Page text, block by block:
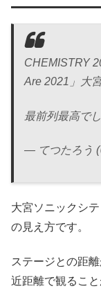
CHEMISTRY
Are 2021」大
最前列最高で
— てつたろう
大宮ソニックシ
の見え方です。
ステージとの距
近距離で観ること